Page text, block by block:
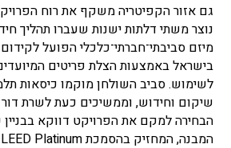
גם אזור הקפיטריה משקף את רוח
מיזם סביבתי־חברתי־כלכלי הפועל
בישראל באמצעות הצלת פריטים
לשימוש. סביב השולחן מוקמו כיסאות
שיקום וחידוש, וממשיכים כעת לשרת
הבחירה למקם את הפרויקט דווקא בבניין